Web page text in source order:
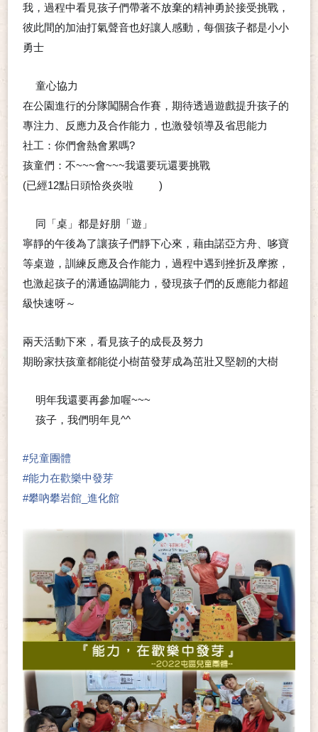
我，過程中看見孩子們帶著不放棄的精神勇於接受挑戰，
彼此間的加油打氣聲音也好讓人感動，每個孩子都是小小
勇士
童心協力
在公園進行的分隊闖關合作賽，期待透過遊戲提升孩子的
專注力、反應力及合作能力，也激發領導及省思能力
社工：你們會熱會累嗎?
孩童們：不~~~會~~~我還要玩還要挑戰
(已經12點日頭恰炎炎啦
😵)
同「桌」都是好朋「遊」
寧靜的午後為了讓孩子們靜下心來，藉由諾亞方舟、哆寶
等桌遊，訓練反應及合作能力，過程中遇到挫折及摩擦，
也激起孩子的溝通協調能力，發現孩子們的反應能力都超
級快速呀～
兩天活動下來，看見孩子的成長及努力
期盼家扶孩童都能從小樹苗發芽成為茁壯又堅韌的大樹
明年我還要再參加喔~~~
孩子，我們明年見^^
#兒童團體
#能力在歡樂中發芽
#攀吶攀岩館_進化館